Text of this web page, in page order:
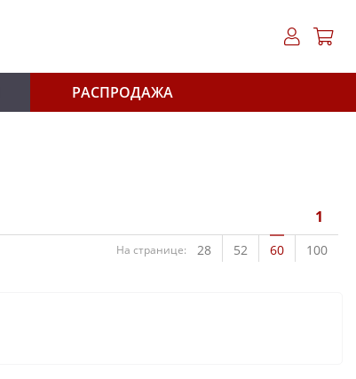
РАСПРОДАЖА
1
На странице: 28 52 60 100